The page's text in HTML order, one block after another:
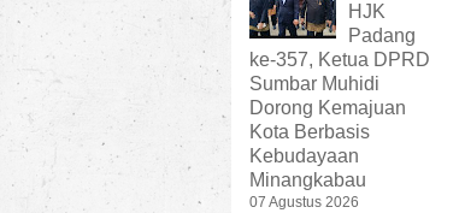
HJK
Padang
ke-357, Ketua DPRD
Sumbar Muhidi
Dorong Kemajuan
Kota Berbasis
Kebudayaan
Minangkabau
07 Agustus 2026